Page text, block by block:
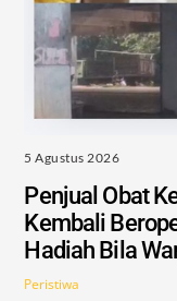
5 Agustus 2026
Penjual Obat
Kembali
Hadiah Bila
Peristiwa